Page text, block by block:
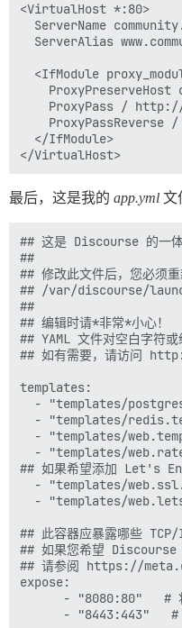
<VirtualHost *:80>
ServerName
ServerAlias
<IfModule
ProxyPreserveHost
ProxyPass /
ProxyPassReverse
  </IfModule>
最后，这是我的 app.yml 文
## 这是 Discourse 的一
##
## 修改此文件后，您必须
## /var/discourse/
##
## 编辑时请*非常*小心！
## YAML 文件对空白字符或
## 如有需要，请访问
templates:
- "templates/
- "templates/
- "templates/
- "templates/
## 如果希望添加 Let's
- "templates/
- "templates/
## 此容器应暴露哪些 TCP/
## 如果您希望 Discourse
## 请参阅 https://
expose:
- "8080:80"   #
- "8443:443"   #